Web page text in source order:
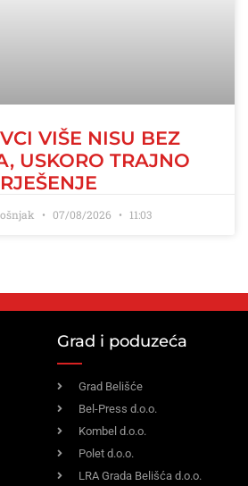
VIŠE NISU BEZ
USKORO TRAJNO
RJEŠENJE
07/08/2026 11:03
Grad i poduzeća
Grad Belišće
Bel-Press d.o.o.
Kombel d.o.o.
Polet d.o.o.
LRA Grada Belišća d.o.o.